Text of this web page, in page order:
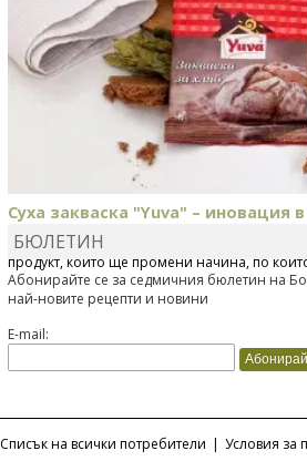
Суха закваска "Yuva" – иновация
Отскоро Лесафр България стартира
продукт, който ще промени начина, по
БЮЛЕТИН
Абонирайте се за седмичния бюлетин на
най-новите рецепти и новини
E-mail:
Списък на всички потребители | Условия за